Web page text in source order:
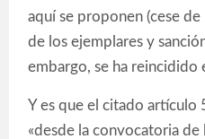
aquí se proponen (cese
de los ejemplares y
embargo, se ha reincidido
Y es que el citado artículo
«desde la convocatoria de